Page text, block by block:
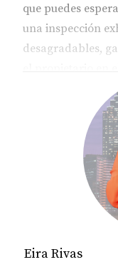
que puedes
una inspección
desagradables,
cada detalle
hasta las
revisado
permitirá tomar
de que estás
realmente vale la
Eira Rivas